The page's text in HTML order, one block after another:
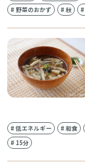
#野菜のおかず #秋 #
#低エネルギー #和食
# 15分